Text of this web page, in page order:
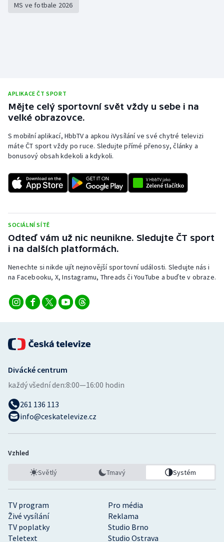
MS ve fotbale 2026
APLIKACE ČT SPORT
Mějte celý sportovní svět vždy u sebe i na
velké obrazovce.
S mobilní aplikací, HbbTV a apkou iVysílání ve své chytré televizi
máte ČT sport vždy po ruce. Sledujte přímé přenosy, články a
bonusový obsah kdekoli a kdykoli.
SOCIÁLNÍ SÍTĚ
Odteď vám už nic neunikne. Sledujte ČT sport
i na dalších platformách.
Nenechte si nikde ujít nejnovější sportovní události. Sledujte nás i
na Facebooku, X, Instagramu, Threads či YouTube a buďte v obraze.
TV program
Pro média
Živé vysílání
Reklama
TV poplatky
Studio Brno
Teletext
Studio Ostrava
Divácké centrum
každý všední den:8:00—16:00 hodin
261 136 113
info@ceskatelevize.cz
Vzhled
Světlý Tmavý Systém